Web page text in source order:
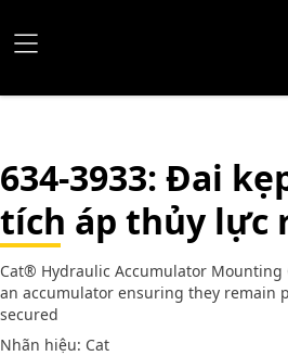
634-3933: Đai
tích áp thủy lực
Cat® Hydraulic Accumulator Mounting
an accumulator ensuring they remain
secured
Nhãn hiệu: Cat